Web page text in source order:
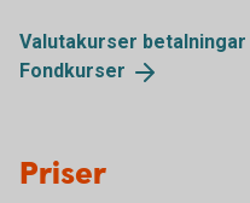
Valutakurser betalningar
Fondkurser
Priser